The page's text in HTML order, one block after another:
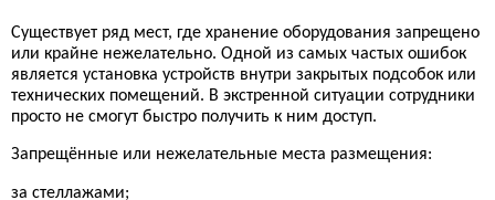
Существует ряд мест, где хранение оборудования запрещено
или крайне нежелательно. Одной из самых частых ошибок
является установка устройств внутри закрытых подсобок или
технических помещений. В экстренной ситуации сотрудники
просто не смогут быстро получить к ним доступ.
Запрещённые или нежелательные места размещения:
за стеллажами;